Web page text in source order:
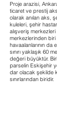
Proje arazisi,
ticaret ve prestij
olarak anılan aks,
kuleleri, şehir
alışveriş
merkezlerinden biri
havaalanlarının
sınırı yaklaşık 60
değeri büyüktür.
parselin Eskişehir
dar olacak şekilde
sınırlarından biridir.